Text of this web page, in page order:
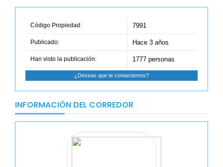
Código Propiedad: 7991
Publicado: Hace 3 años
Han visto la publicación: 1777 personas
¿Deseas que te contactemos?
INFORMACIÓN DEL CORREDOR